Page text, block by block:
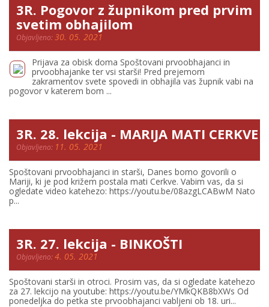
3R. Pogovor z župnikom pred prvim
svetim obhajilom
Objavljeno:30. 05. 2021
Prijava za obisk doma Spoštovani prvoobhajanci in
prvoobhajanke ter vsi starši! Pred prejemom
zakramentov svete spovedi in obhajila vas župnik vabi na
pogovor v katerem bom ...
3R. 28. lekcija - MARIJA MATI CERKVE
Objavljeno: 11. 05. 2021
Spoštovani prvoobhajanci in starši, Danes bomo govorili o
Mariji, ki je pod križem postala mati Cerkve. Vabim vas, da si
ogledate video katehezo: https://youtu.be/08azgLCABwM Nato
p...
3R. 27. lekcija - BINKOŠTI
Objavljeno:4. 05. 2021
Spoštovani starši in otroci. Prosim vas, da si ogledate katehezo
za 27. lekcijo na youtube: https://youtu.be/YMkQKB8bXWs Od
ponedeljka do petka ste prvoobhajanci vabljeni ob 18. uri...